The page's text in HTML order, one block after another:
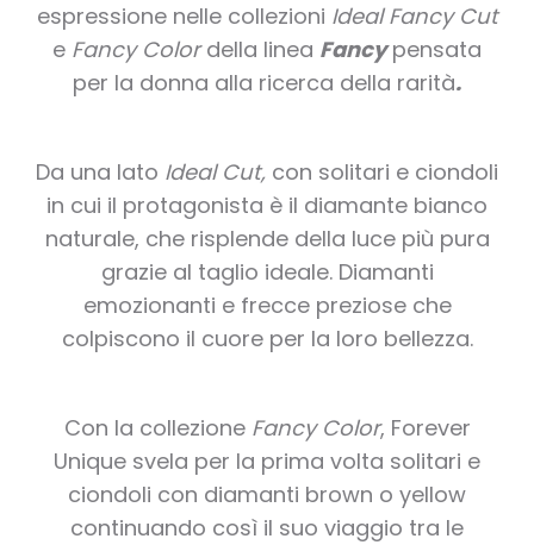
espressione nelle collezioni Ideal Fancy Cut
e Fancy Colordella linea Fancypensata
per la donna alla ricerca della rarità.
Da una lato Ideal Cut, con solitari e ciondoli
in cui il protagonista è il diamante bianco
naturale, che risplende della luce più pura
grazie al taglio ideale. Diamanti
emozionanti e frecce preziose che
colpiscono il cuore per la loro bellezza.
Con la collezione Fancy Color, Forever
Unique svela per la prima volta solitari e
ciondoli con diamanti brown o yellow
continuando così il suo viaggio tra le